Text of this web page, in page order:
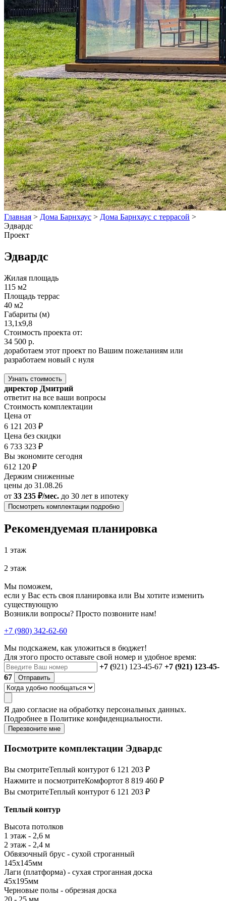
Главная > Дома Барнхаус > Дома Барнхаус с террасой >
Эдвардс
Проект
Эдвардс
Жилая площадь
115 м2
Площадь террас
40 м2
Габариты (м)
13,1х9,8
Стоимость проекта от:
34 500 р.
доработаем этот проект по Вашим пожеланиям или
разработаем новый с нуля
Узнать стоимость
директор Дмитрий
ответит на все ваши вопросы
Стоимость комплектации
Цена от
6 121 203 ₽
Цена без скидки
6 733 323 ₽
Вы экономите сегодня
612 120 ₽
Держим сниженные
цены до 31.08.26
от 33 235 ₽/мес. до 30 лет в ипотеку
Посмотреть комплектации подробно
Рекомендуемая планировка
1 этаж
2 этаж
Мы поможем,
если у Вас есть своя планировка или Вы хотите изменить
существующую
Возникли вопросы? Просто позвоните нам!
+7 (980) 342-62-60
Мы подскажем, как уложиться в бюджет!
Для этого просто оставьте свой номер и удобное время:
+7 (921) 123-45-67 +7 (921) 123-45-
67
Отправить
Я даю согласие на обработку персональных данных.
Подробнее в Политике конфиденциальности.
Перезвоните мне
Посмотрите комплектации Эдвардс
Вы смотритеТеплый контурот 6 121 203 ₽
Нажмите и посмотритеКомфортот 8 819 460 ₽
Вы смотритеТеплый контурот 6 121 203 ₽
Теплый контур
Высота потолков
1 этаж - 2,6 м
2 этаж - 2,4 м
Обвязочный брус - сухой строганный
145х145мм
Лаги (платформа) - сухая строганная доска
45х195мм
Черновые полы - обрезная доска
20 - 25 мм